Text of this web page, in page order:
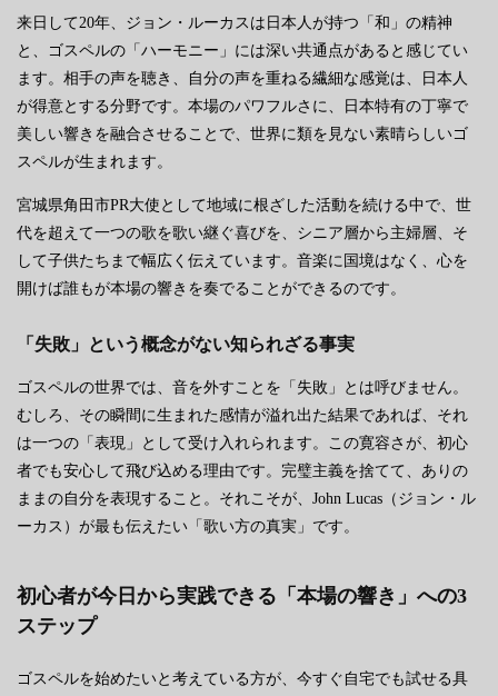
来日して20年、ジョン・ルーカスは日本人が持つ「和」の精神
と、ゴスペルの「ハーモニー」には深い共通点があると感じてい
ます。相手の声を聴き、自分の声を重ねる繊細な感覚は、日本人
が得意とする分野です。本場のパワフルさに、日本特有の丁寧で
美しい響きを融合させることで、世界に類を見ない素晴らしいゴ
スペルが生まれます。
宮城県角田市PR大使として地域に根ざした活動を続ける中で、世
代を超えて一つの歌を歌い継ぐ喜びを、シニア層から主婦層、そ
して子供たちまで幅広く伝えています。音楽に国境はなく、心を
開けば誰もが本場の響きを奏でることができるのです。
「失敗」という概念がない知られざる事実
ゴスペルの世界では、音を外すことを「失敗」とは呼びません。
むしろ、その瞬間に生まれた感情が溢れ出た結果であれば、それ
は一つの「表現」として受け入れられます。この寛容さが、初心
者でも安心して飛び込める理由です。完璧主義を捨てて、ありの
ままの自分を表現すること。それこそが、John Lucas（ジョン・ル
ーカス）が最も伝えたい「歌い方の真実」です。
初心者が今日から実践できる「本場の響き」への3
ステップ
ゴスペルを始めたいと考えている方が、今すぐ自宅でも試せる具